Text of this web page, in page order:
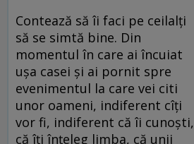
Contează să îi faci pe ceilalți
să se simtă bine. Din
momentul în care ai încuiat
ușa casei și ai pornit spre
evenimentul la care vei citi
unor oameni, indiferent cîți
vor fi, indiferent că îi cunoști,
că îți înțeleg limba, că unii